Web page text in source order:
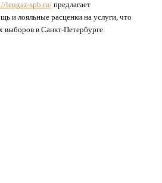
lengaz-spb.ru/предлагает
и лояльные расценки на услуги, что
выборов в Санкт-Петербурге.